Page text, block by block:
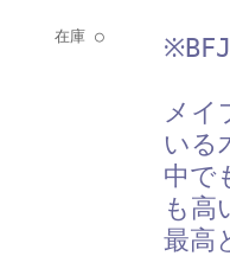
在庫 ○
メイ
いる
中で
も高
最高